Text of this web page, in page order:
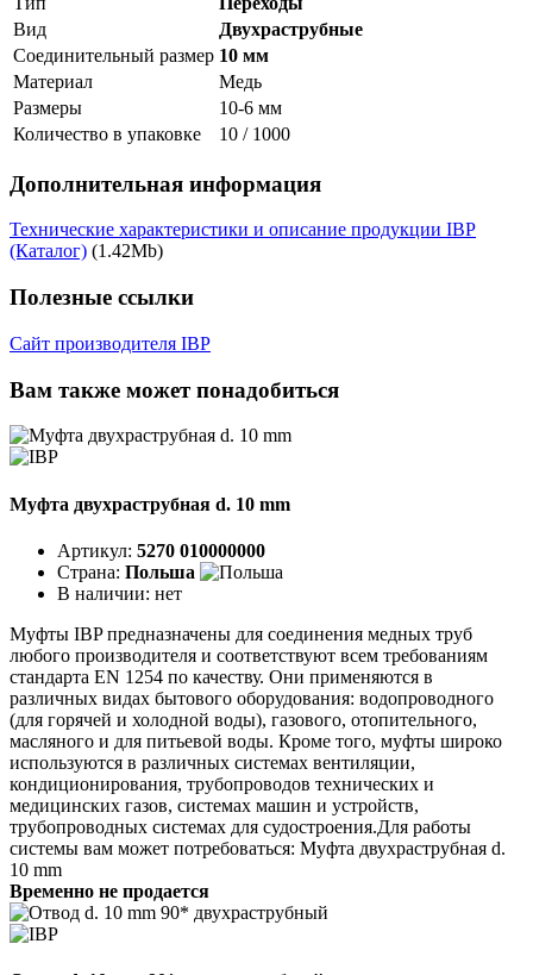
Вид
Двухраструбные
Соединительный размер 10 мм
Материал
Медь
Размеры
10-6 мм
Количество в упаковке
10 / 1000
Дополнительная информация
Технические характеристики и описание продукции IBP
(Каталог) (1.42Mb)
Полезные ссылки
Сайт производителя IBP
Вам также может понадобиться
Муфта двухраструбная d. 10 mm
Артикул: 5270 010000000
Страна: Польша
В наличии: нет
Муфты IBP предназначены для соединения медных труб
любого производителя и соответствуют всем требованиям
стандарта EN 1254 по качеству. Они применяются в
различных видах бытового оборудования: водопроводного
(для горячей и холодной воды), газового, отопительного,
масляного и для питьевой воды. Кроме того, муфты широко
используются в различных системах вентиляции,
кондиционирования, трубопроводов технических и
медицинских газов, системах машин и устройств,
трубопроводных системах для судостроения.Для работы
системы вам может потребоваться: Муфта двухраструбная d.
10 mm
Временно не продается